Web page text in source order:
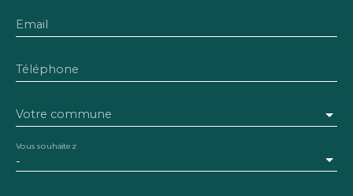
Email
Téléphone
Votre commune
-
Vous souhaitez